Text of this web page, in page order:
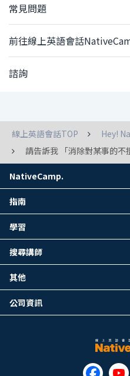
常見問題
前往線上英語會話
諮詢
線上英語會話TOP
Hey!
請告訴我 「消除對某事的不
NativeCamp.
指南
學習
搜尋講師
其他
公司資訊